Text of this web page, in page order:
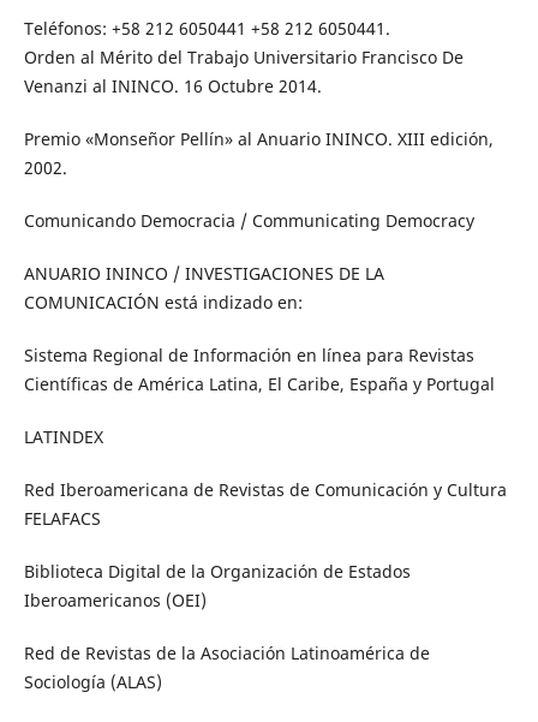
Teléfonos: +58 212 6050441 +58 212 6050441.
Orden al Mérito del Trabajo Universitario Francisco De
Venanzi al ININCO. 16 Octubre 2014.
Premio «Monseñor Pellín» al Anuario ININCO. XIII edición,
2002.
Comunicando Democracia / Communicating Democracy
ANUARIO ININCO / INVESTIGACIONES DE LA
COMUNICACIÓN está indizado en:
Sistema Regional de Información en línea para Revistas
Científicas de América Latina, El Caribe, España y Portugal
LATINDEX
Red Iberoamericana de Revistas de Comunicación y Cultura
FELAFACS
Biblioteca Digital de la Organización de Estados
Iberoamericanos (OEI)
Red de Revistas de la Asociación Latinoamérica de
Sociología (ALAS)